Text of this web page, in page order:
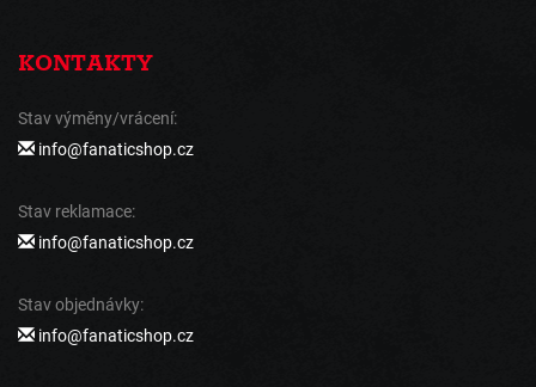
KONTAKTY
Stav výměny/vrácení:
info@fanaticshop.cz
Stav reklamace:
info@fanaticshop.cz
Stav objednávky:
info@fanaticshop.cz